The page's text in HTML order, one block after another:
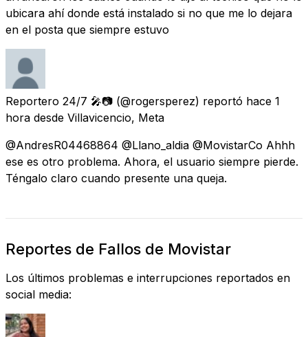
ubicara ahí donde está instalado si no que me lo dejara
en el posta que siempre estuvo
Reportero 24/7 🎤📷 (@rogersperez) reportó hace 1
hora desde Villavicencio, Meta
@AndresR04468864 @Llano_aldia @MovistarCo Ahhh
ese es otro problema. Ahora, el usuario siempre pierde.
Téngalo claro cuando presente una queja.
Reportes de Fallos de Movistar
Los últimos problemas e interrupciones reportados en
social media: